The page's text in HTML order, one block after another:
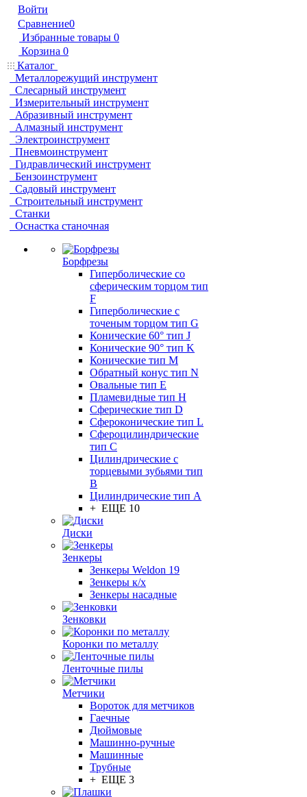
Войти
Сравнение0
Избранные товары 0
Корзина 0
Каталог
Металлорежущий инструмент
Слесарный инструмент
Измерительный инструмент
Абразивный инструмент
Алмазный инструмент
Электроинструмент
Пневмоинструмент
Гидравлический инструмент
Бензоинструмент
Садовый инструмент
Строительный инструмент
Станки
Оснастка станочная
Борфрезы
Гиперболические cо
сферическим торцом тип
F
Гиперболические с
точеным торцом тип G
Конические 60° тип J
Конические 90° тип K
Конические тип M
Обратный конус тип N
Овальные тип E
Пламевидные тип H
Сферические тип D
Сфероконические тип L
Сфероцилиндрические
тип C
Цилиндрические с
торцевыми зубьями тип
B
Цилиндрические тип А
+ ЕЩЕ 10
Диски
Зенкеры
Зенкеры Weldon 19
Зенкеры к/х
Зенкеры насадные
Зенковки
Коронки по металлу
Ленточные пилы
Метчики
Вороток для метчиков
Гаечные
Дюймовые
Машинно-ручные
Машинные
Трубные
+ ЕЩЕ 3